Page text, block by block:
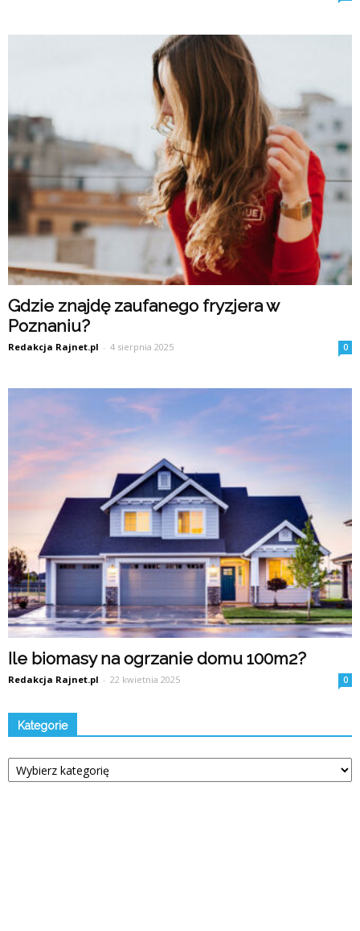
Gdzie znajdę zaufanego fryzjera w
Poznaniu?
Redakcja Rajnet.pl - 4 sierpnia 2025 0
Ile biomasy na ogrzanie domu 100m2?
Redakcja Rajnet.pl - 22 kwietnia 2025 0
Kategorie
Kategorie